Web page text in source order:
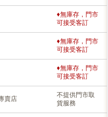
♦無庫存，門市
可接受客訂
♦無庫存，門市
可接受客訂
♦無庫存，門市
可接受客訂
賣店
不提供門市取
貨服務